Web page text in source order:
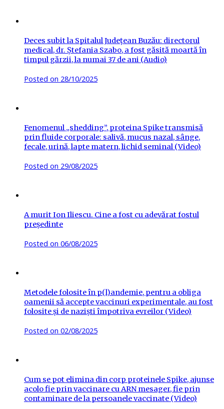
Deces subit la Spitalul Județean Buzău: directorul
medical, dr. Ștefania Szabo, a fost găsită moartă în
timpul gărzii, la numai 37 de ani (Audio)
Posted on 28/10/2025
Fenomenul „shedding”, proteina Spike transmisă
prin fluide corporale: salivă, mucus nazal, sânge,
fecale, urină, lapte matern, lichid seminal (Video)
Posted on 29/08/2025
A murit Ion Iliescu. Cine a fost cu adevărat fostul
președinte
Posted on 06/08/2025
Metodele folosite în p(l)andemie, pentru a obliga
oamenii să accepte vaccinuri experimentale, au fost
folosite și de naziști împotriva evreilor (Video)
Posted on 02/08/2025
Cum se pot elimina din corp proteinele Spike, ajunse
acolo fie prin vaccinare cu ARN mesager, fie prin
contaminare de la persoanele vaccinate (Video)